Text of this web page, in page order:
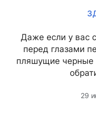
Даже если у вас
перед глазами
пляшущие черные
29